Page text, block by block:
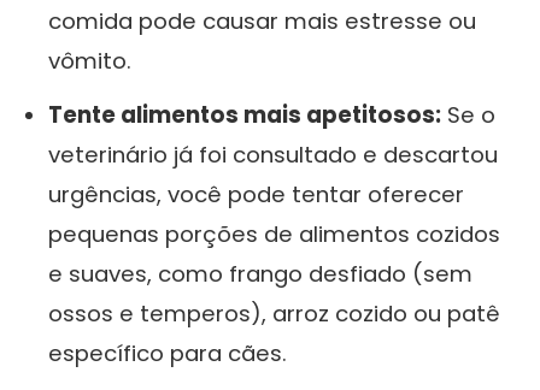
comida pode causar mais estresse ou
vômito.
Tente alimentos mais apetitosos: Se o
veterinário já foi consultado e descartou
urgências, você pode tentar oferecer
pequenas porções de alimentos cozidos
e suaves, como frango desfiado (sem
ossos e temperos), arroz cozido ou patê
específico para cães.